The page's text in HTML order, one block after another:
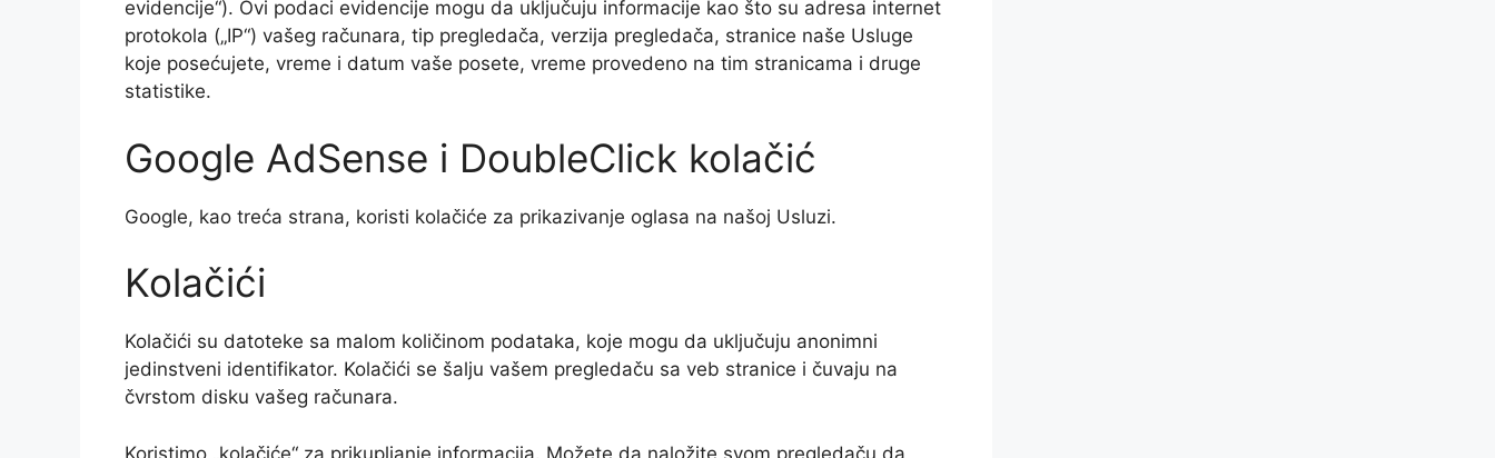
evidencije“). Ovi podaci evidencije mogu da uključuju informacije kao što su adresa internet
protokola („IP“) vašeg računara, tip pregledača, verzija pregledača, stranice naše Usluge
koje posećujete, vreme i datum vaše posete, vreme provedeno na tim stranicama i druge
statistike.
Google AdSense i DoubleClick kolačić
Google, kao treća strana, koristi kolačiće za prikazivanje oglasa na našoj Usluzi.
Kolačići
Kolačići su datoteke sa malom količinom podataka, koje mogu da uključuju anonimni
jedinstveni identifikator. Kolačići se šalju vašem pregledaču sa veb stranice i čuvaju na
čvrstom disku vašeg računara.
Koristimo „kolačiće“ za prikupljanje informacija. Možete da naložite svom pregledaču da